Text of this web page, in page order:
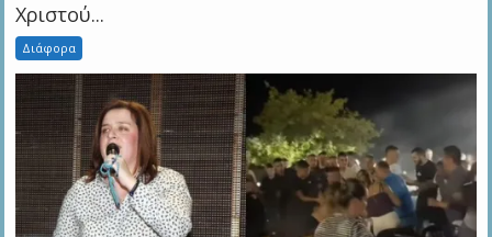
Χριστού...
Διάφορα